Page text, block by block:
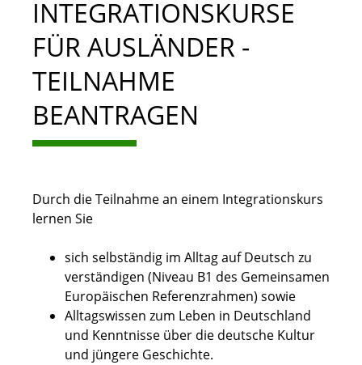
INTEGRATIONSKURSE
FÜR AUSLÄNDER -
TEILNAHME
BEANTRAGEN
Durch die Teilnahme an einem Integrationskurs
lernen Sie
sich selbständig im Alltag auf Deutsch zu
verständigen (Niveau B1 des Gemeinsamen
Europäischen Referenzrahmen) sowie
Alltagswissen zum Leben in Deutschland
und Kenntnisse über die deutsche Kultur
und jüngere Geschichte.